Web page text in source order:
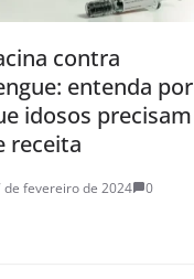
contra
entenda por
idosos precisam
receita
de fevereiro de 2024 0